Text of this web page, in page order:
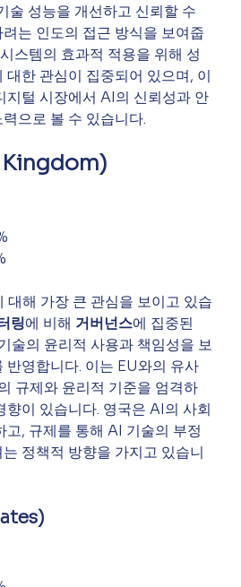
술 성능을 개선하고 신뢰할 수
는 인도의 접근 방식을 보여줍
스템의 효과적 적용을 위해 성
대한 관심이 집중되어 있으며, 이
지털 시장에서 AI의 신뢰성과 안
으로 볼 수 있습니다.
대해 가장 큰 관심을 보이고 있습
링에 비해 거버넌스에 집중된
술의 윤리적 사용과 책임성을 보
반영합니다. 이는 EU와의 유사
규제와 윤리적 기준을 엄격하
향이 있습니다. 영국은 AI의 사회
고, 규제를 통해 AI 기술의 부정
정책적 방향을 가지고 있습니